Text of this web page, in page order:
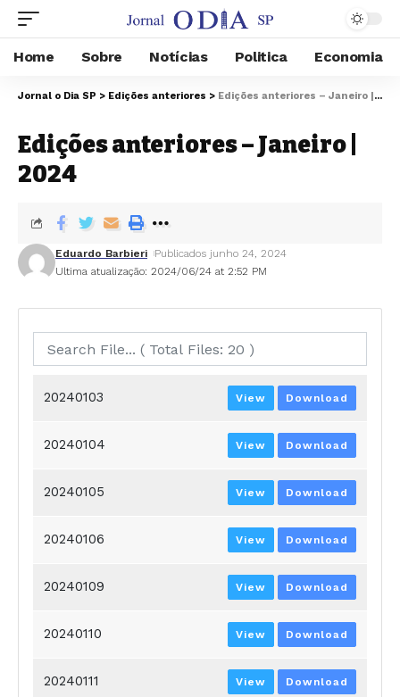
Home Sobre Notícias Politica Economia
Jornal o Dia SP > Edições anteriores > Edições anteriores – Janeiro | 2024
Edições anteriores – Janeiro |
2024
Ultima atualização: 2024/06/24 at 2:52 PM
Eduardo Barbieri Publicados junho 24, 2024
20240103 View Download
20240104 View Download
20240105 View Download
20240106 View Download
20240109 View Download
20240110 View Download
20240111 View Download